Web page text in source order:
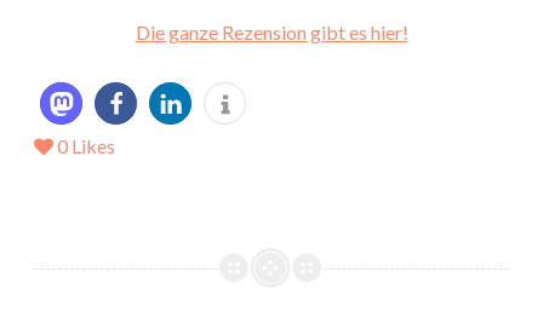
Die ganze Rezension gibt es hier!
0 Likes